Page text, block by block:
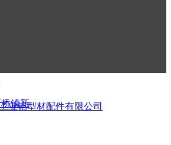
镇新
业铝型材配件有限公司